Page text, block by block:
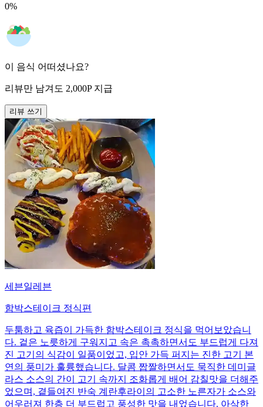
0%
이 음식 어떠셨나요?
리뷰만 남겨도 2,000P 지급
리뷰 쓰기
세븐일레븐
함박스테이크 정식편
두툼하고 육즙이 가득한 함박스테이크 정식을 먹어보았습니
다. 겉은 노릇하게 구워지고 속은 촉촉하면서도 부드럽게 다져
진 고기의 식감이 일품이었고, 입안 가득 퍼지는 진한 고기 본
연의 풍미가 훌륭했습니다. 달콤 짭짤하면서도 묵직한 데미글
라스 소스의 간이 고기 속까지 조화롭게 배어 감칠맛을 더해주
었으며, 곁들여진 반숙 계란후라이의 고소한 노른자가 소스와
어우러져 한층 더 부드럽고 풍성한 맛을 내었습니다. 아삭한